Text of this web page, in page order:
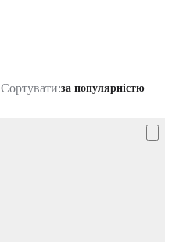
Сортувати:за популярністю